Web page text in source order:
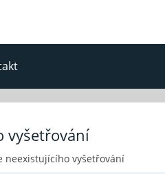
vyšetřování
neexistujícího vyšetřování